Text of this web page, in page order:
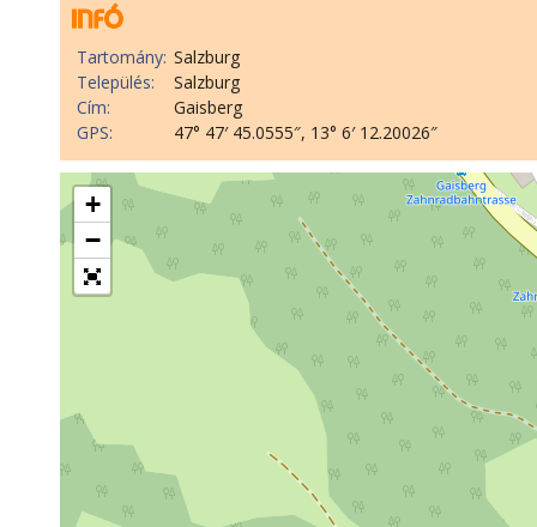
Tartomány: Salzburg
Település:
Salzburg
Cím:
Gaisberg
GPS:
47° 47′ 45.0555″, 13° 6′ 12.20026″
+
−